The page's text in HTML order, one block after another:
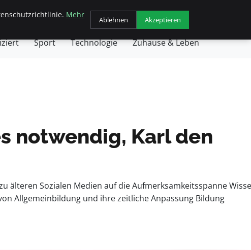
Geschäft Gesundheit Haustiere Kochen
Sport Technologie Zuhause & Leben
notwendig, Karl den
älteren Sozialen Medien auf die Aufmerksamkeitsspanne
Allgemeinbildung und ihre zeitliche Anpassung Bildung
Mehr
Ablehnen Akzeptieren